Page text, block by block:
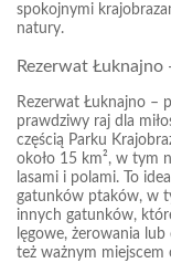
spokojnymi
natury.
Rezerwat
Rezerwat Łuknajno –
prawdziwy raj dla
częścią Parku
około 15 km², w tym
lasami i polami. To
gatunków ptaków, w
innych gatunków,
lęgowe, żerowania
też ważnym